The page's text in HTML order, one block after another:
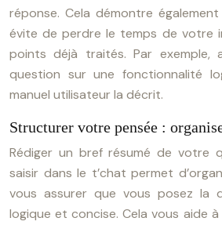
réponse. Cela démontre
évite de perdre le temps de votre
points déjà traités. Par exemple,
question sur une fonctionnalité
manuel utilisateur la décrit.
Structurer votre pensée :
Rédiger un bref résumé de votre
saisir dans le t’chat permet
vous assurer que vous posez la
logique et concise. Cela vous aide